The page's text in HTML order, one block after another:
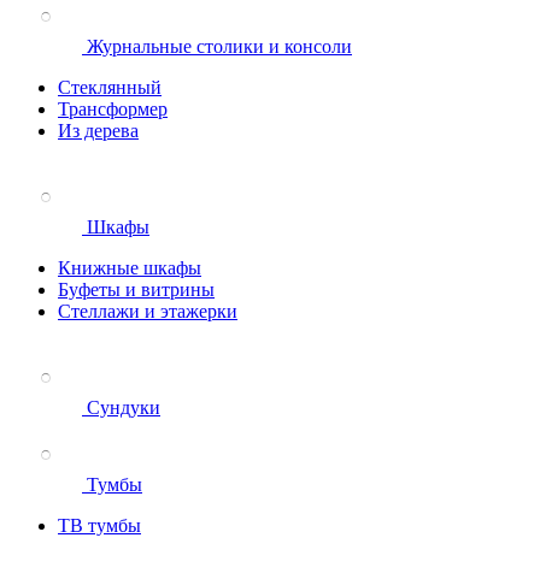
Журнальные столики и консоли
Стеклянный
Трансформер
Из дерева
Шкафы
Книжные шкафы
Буфеты и витрины
Стеллажи и этажерки
Сундуки
Тумбы
ТВ тумбы